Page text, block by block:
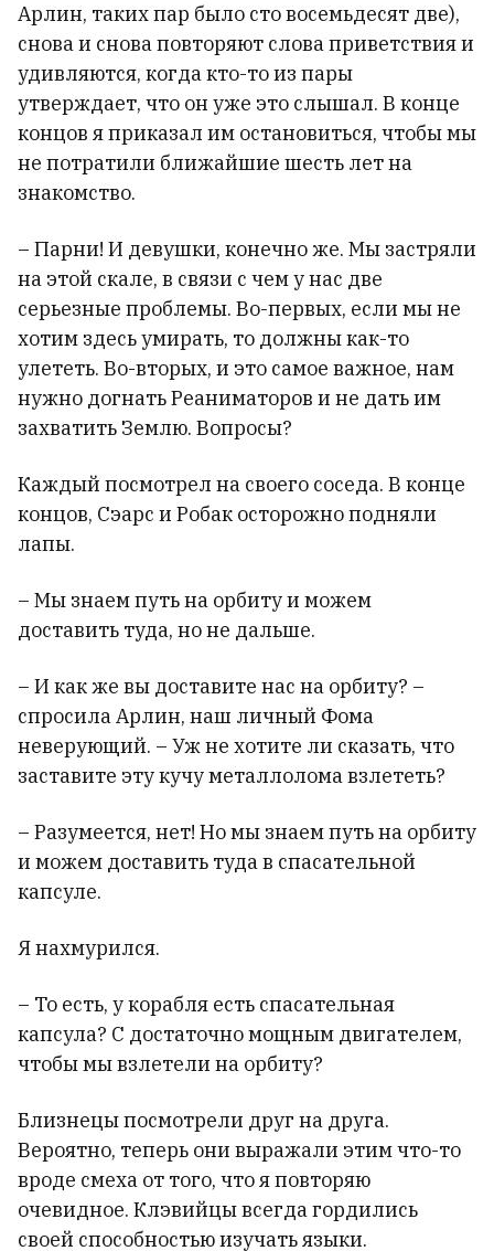
Арлин, таких пар было сто восемьдесят две),
снова и снова повторяют слова приветствия и
удивляются, когда кто-то из пары
утверждает, что он уже это слышал. В конце
концов я приказал им остановиться, чтобы мы
не потратили ближайшие шесть лет на
знакомство.
– Парни! И девушки, конечно же. Мы застряли
на этой скале, в связи с чем у нас две
серьезные проблемы. Во-первых, если мы не
хотим здесь умирать, то должны как-то
улететь. Во-вторых, и это самое важное, нам
нужно догнать Реаниматоров и не дать им
захватить Землю. Вопросы?
Каждый посмотрел на своего соседа. В конце
концов, Сэарс и Робак осторожно подняли
лапы.
– Мы знаем путь на орбиту и можем
доставить туда, но не дальше.
– И как же вы доставите нас на орбиту? –
спросила Арлин, наш личный Фома
неверующий. – Уж не хотите ли сказать, что
заставите эту кучу металлолома взлететь?
– Разумеется, нет! Но мы знаем путь на орбиту
и можем доставить туда в спасательной
капсуле.
Я нахмурился.
– То есть, у корабля есть спасательная
капсула? С достаточно мощным двигателем,
чтобы мы взлетели на орбиту?
Близнецы посмотрели друг на друга.
Вероятно, теперь они выражали этим что-то
вроде смеха от того, что я повторяю
очевидное. Клэвийцы всегда гордились
своей способностью изучать языки.